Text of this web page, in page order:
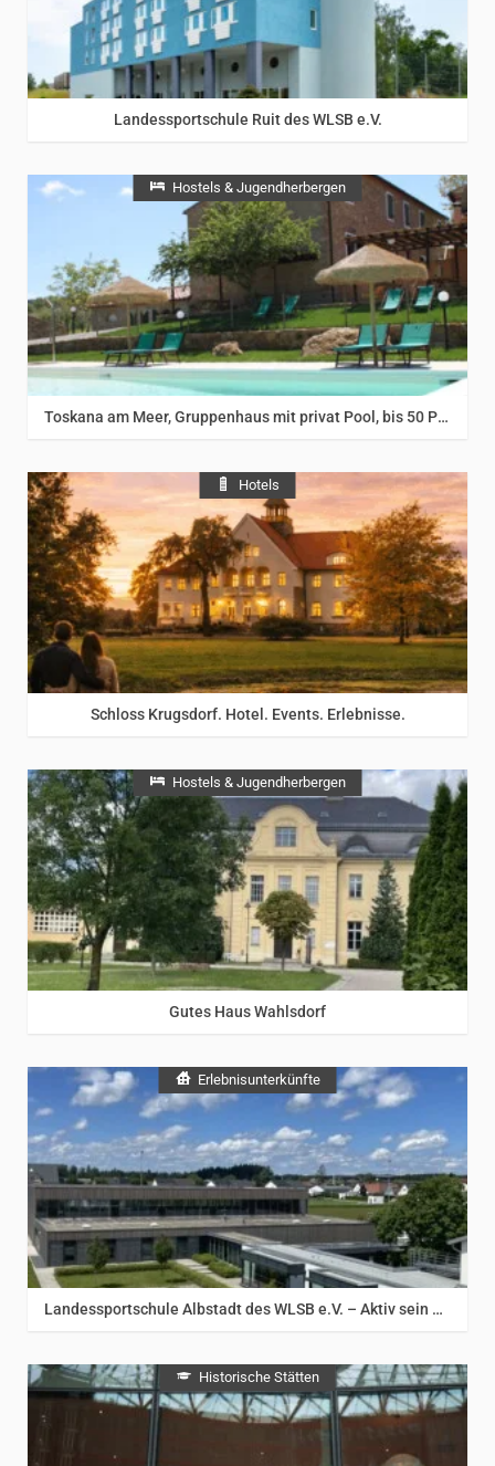
Landessportschule Ruit des WLSB e.V.
Hostels & Jugendherbergen
Toskana am Meer, Gruppenhaus mit privat Pool, bis 50 Pers, naehe Meer
Hotels
Schloss Krugsdorf. Hotel. Events. Erlebnisse.
Hostels & Jugendherbergen
Gutes Haus Wahlsdorf
Erlebnisunterkünfte
Landessportschule Albstadt des WLSB e.V. – Aktiv sein auf der Schwäbischen Alb
Historische Stätten